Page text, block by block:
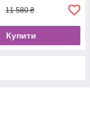
11 580 ₴
Купити